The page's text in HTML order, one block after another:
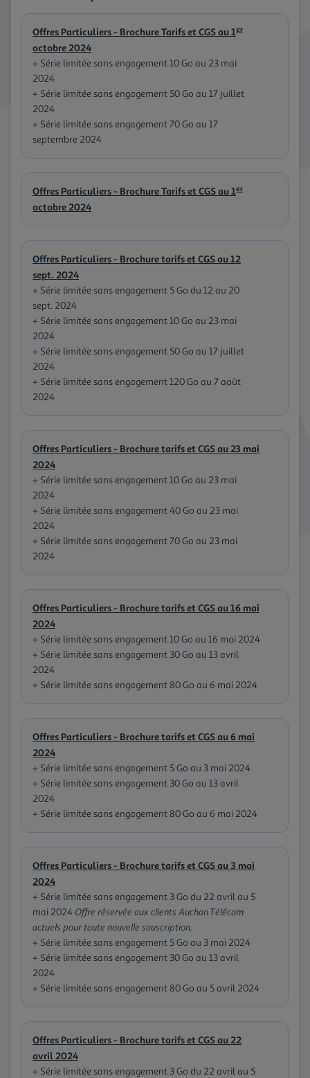
Offres Particuliers - Brochure Tarifs et CGS au 1er
octobre 2024
+ Série limitée sans engagement 10 Go au 23 mai
2024
+ Série limitée sans engagement 50 Go au 17 juillet
2024
+ Série limitée sans engagement 70 Go au 17
septembre 2024
Offres Particuliers - Brochure Tarifs et CGS au 1er
octobre 2024
Offres Particuliers - Brochure tarifs et CGS au 12
sept. 2024
+ Série limitée sans engagement 5 Go du 12 au 20
sept. 2024
+ Série limitée sans engagement 10 Go au 23 mai
2024
+ Série limitée sans engagement 50 Go au 17 juillet
2024
+ Série limitée sans engagement 120 Go au 7 août
2024
Offres Particuliers - Brochure tarifs et CGS au 23 mai
2024
+ Série limitée sans engagement 10 Go au 23 mai
2024
+ Série limitée sans engagement 40 Go au 23 mai
2024
+ Série limitée sans engagement 70 Go au 23 mai
2024
Offres Particuliers - Brochure tarifs et CGS au 16 mai
2024
+ Série limitée sans engagement 10 Go au 16 mai 2024
+ Série limitée sans engagement 30 Go au 13 avril
2024
+ Série limitée sans engagement 80 Go au 6 mai 2024
Offres Particuliers - Brochure tarifs et CGS au 6 mai
2024
+ Série limitée sans engagement 5 Go au 3 mai 2024
+ Série limitée sans engagement 30 Go au 13 avril
2024
+ Série limitée sans engagement 80 Go au 6 mai 2024
Offres Particuliers - Brochure tarifs et CGS au 3 mai
2024
+ Série limitée sans engagement 3 Go du 22 avril au 5
mai 2024 Offre réservée aux clients Auchan Télécom
actuels pour toute nouvelle souscription.
+ Série limitée sans engagement 5 Go au 3 mai 2024
+ Série limitée sans engagement 30 Go au 13 avril
2024
+ Série limitée sans engagement 80 Go au 5 avril 2024
Offres Particuliers - Brochure tarifs et CGS au 22
avril 2024
+ Série limitée sans engagement 3 Go du 22 avril au 5